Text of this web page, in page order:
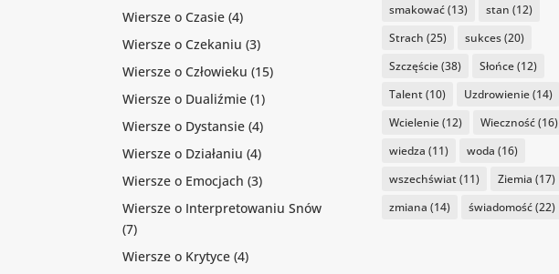
Wiersze o Czasie (4)
Wiersze o Czekaniu (3)
Wiersze o Człowieku (15)
Wiersze o Dualiźmie (1)
Wiersze o Dystansie (4)
Wiersze o Działaniu (4)
Wiersze o Emocjach (3)
Wiersze o Interpretowaniu Snów
(7)
Wiersze o Krytyce (4)
smakować(13) stan (12)
Strach (25) sukces(20)
Szczęście(38) Słońce(12)
Talent(10) Uzdrowienie(14)
Wcielenie(12) Wieczność(16)
wiedza (11) woda (16)
wszechświat(11) Ziemia (17)
zmiana (14) świadomość(22)